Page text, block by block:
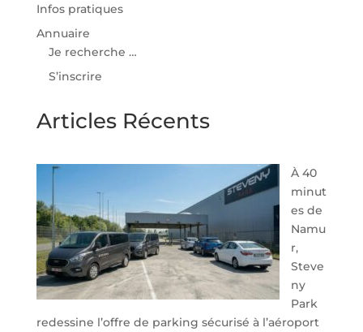
Infos pratiques
Annuaire
Je recherche …
S’inscrire
Articles Récents
À 40
minut
es de
Namu
r,
Steve
ny
Park
redessine l’offre de parking sécurisé à l’aéroport